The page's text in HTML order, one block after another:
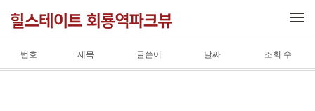
번호 제목 글쓴이 날짜 조회 수